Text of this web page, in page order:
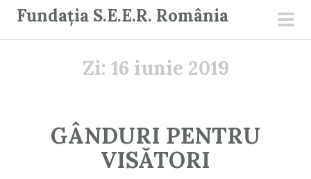
Fundația S.E.E.R. România
Zi: 16 iunie 2019
GÂNDURI PENTRU
VISĂTORI